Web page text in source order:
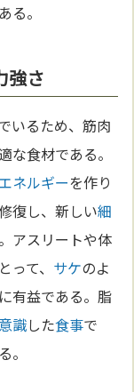
る。
強さ
いるため、筋肉
な食材である。
エネルギーを作り
復し、新しい細
アスリートや体
て、 サケのよ
有益である。脂
意識した食事で
。